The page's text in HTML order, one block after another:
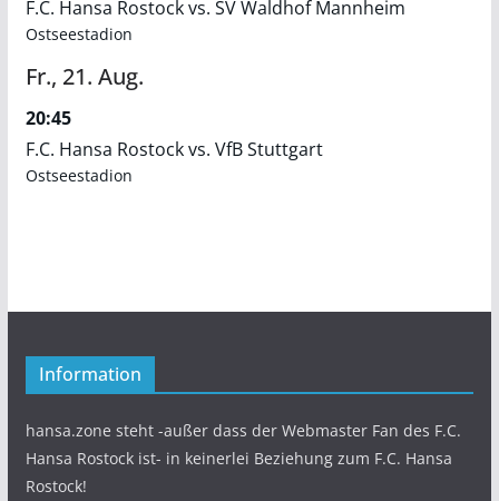
F.C. Hansa Rostock vs. SV Waldhof Mannheim
Ostseestadion
Fr., 21. Aug.
20:45
F.C. Hansa Rostock vs. VfB Stuttgart
Ostseestadion
Information
hansa.zone steht -außer dass der Webmaster Fan des F.C.
Hansa Rostock ist- in keinerlei Beziehung zum F.C. Hansa
Rostock!